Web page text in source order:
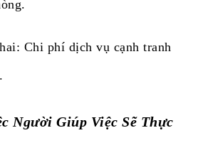
Chi phí dịch vụ cạnh tranh
Người Giúp Việc Sẽ Thực